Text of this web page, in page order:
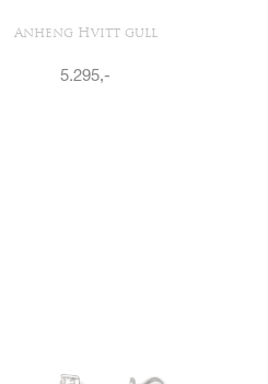
Anheng Hvitt gull
5.295,-